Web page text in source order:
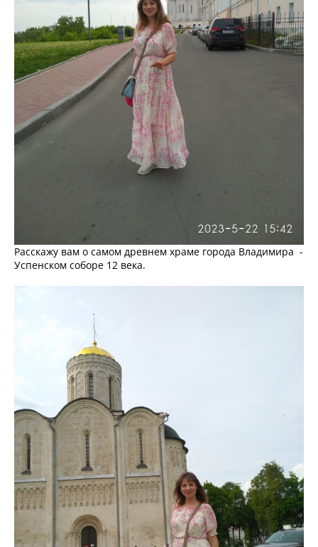
Расскажу вам о самом древнем храме города Владимира -
Успенском соборе 12 века.